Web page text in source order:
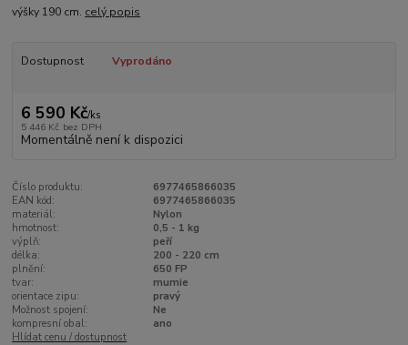
výšky 190 cm. celý popis
Dostupnost Vyprodáno
6 590 Kč/ks
5 446 Kč bez DPH
Momentálně není k dispozici
Číslo produktu:
6977465866035
EAN kód:
6977465866035
materiál:
Nylon
hmotnost:
0,5 - 1 kg
výplň:
peří
délka:
200 - 220 cm
plnění:
650 FP
tvar:
mumie
orientace zipu:
pravý
Možnost spojení:
Ne
kompresní obal:
ano
Hlídat cenu / dostupnost